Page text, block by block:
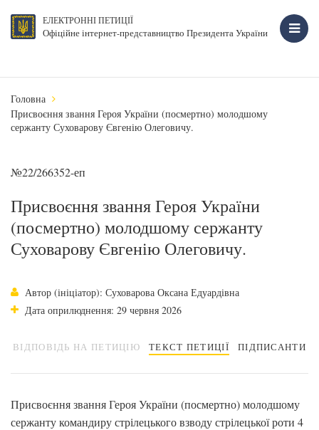
ЕЛЕКТРОННІ ПЕТИЦІЇ
Офіційне інтернет-представництво Президента України
Головна
Присвоєння звання Героя України (посмертно) молодшому
сержанту Суховарову Євгенію Олеговичу.
№22/266352-еп
Присвоєння звання Героя України
(посмертно) молодшому сержанту
Суховарову Євгенію Олеговичу.
Автор (ініціатор): Суховарова Оксана Едуардівна
Дата оприлюднення: 29 червня 2026
ВІДПОВІДЬ НА ПЕТИЦІЮ ТЕКСТ ПЕТИЦІЇ ПІДПИСАНТИ
Присвоєння звання Героя України (посмертно) молодшому
сержанту командиру стрілецького взводу стрілецької роти 4